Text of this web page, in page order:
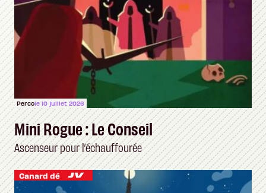
Percole 10 juillet 2026
Mini Rogue : Le Conseil
Ascenseur pour l’échauffourée
Canard dé